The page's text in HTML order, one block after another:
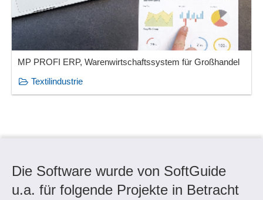
MP PROFI ERP, Warenwirtschaftssystem für Großhandel
Textilindustrie
Die Software wurde von SoftGuide
u.a. für folgende Projekte in Betracht